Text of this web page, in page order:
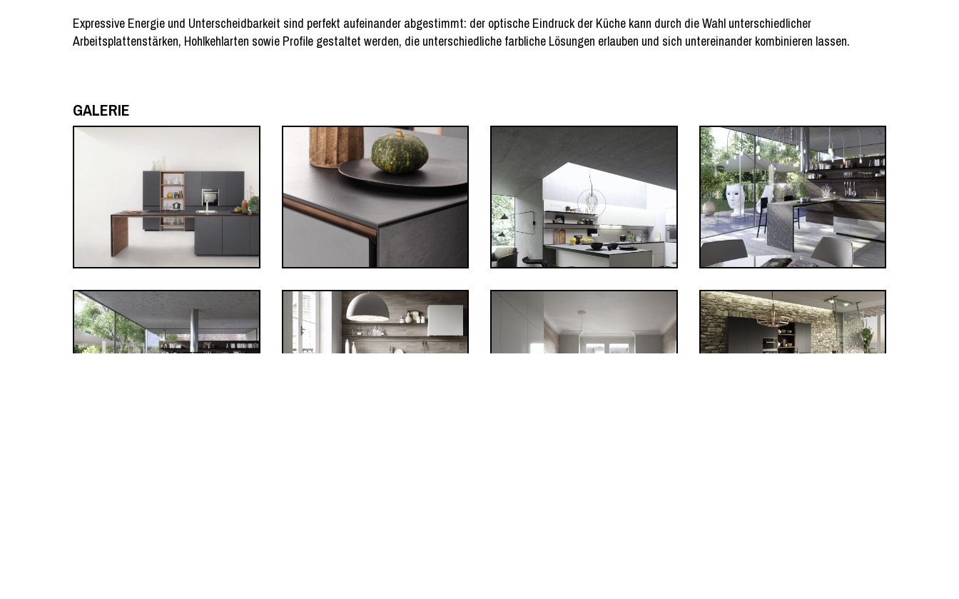
Expressive Energie und Unterscheidbarkeit sind perfekt aufeinander abgestimmt: der optische Eindruck der Küche kann durch die Wahl unterschiedlicher
Arbeitsplattenstärken, Hohlkehlarten sowie Profile gestaltet werden, die unterschiedliche farbliche Lösungen erlauben und sich untereinander kombinieren lassen.
GALERIE